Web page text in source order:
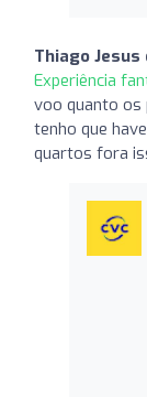
Thiago Jesus
Experiência
voo quanto os
tenho que
quartos fora